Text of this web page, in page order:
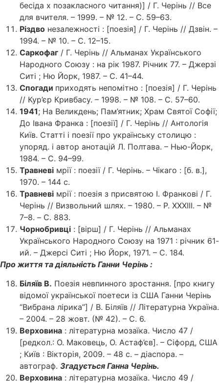
бесіда х позакласного читання)] / Г. Черінь // Все
для вчителя. – 1999. – № 12. – С. 59–63.
Різдво незалежності : [поезія] / Г. Черінь // Дзвін. –
1994. – № 10. – С. 12–15.
Саркофаг / Г. Черінь // Альманах Українського
Народного Союзу : на рік 1987. Річник 77. – Джерзі
Ситі ; Ню Йорк, 1987. – С. 41–44.
Спогади приходять непомітно : [поезія] / Г. Черінь
// Кур’єр Кривбасу. – 1998. – № 108. – С. 57–60.
1941; На Великдень; Пам’ятник; Храм Святої Софії;
До Івана Франка : [поезії] / Г. Черінь // Антологія
Київ. Статті і поезії про українську столицю :
упоряд. і автор анотацій Л. Полтава. – Нью-Йорк,
1984. – С. 94–99.
Травневі мрії : поезії / Г. Черінь. – Чікаго : [б. в.],
1970. – 144 с.
Травневі мрії : поезія з присвятою І. Франкові / Г.
Черінь // Визвольний шлях. – 1980. – Р. XXХIII. – №
7–8. – С. 883.
Чорнобривці : [вірш] / Г. Черінь // Альманах
Українського Народного Союзу на 1971 : річник 61-
ий. – Джерсі Ситі ; Ню Йорк, 1971. – С. 184.
Про життя та діяльність Ганни Черінь :
Біляїв В. Поезія невпинного зростання. [про книгу
відомої української поетеси із США Ганни Черінь
“Вибрана лірика”] / В. Біляїв // Літературна Україна.
– 2004. – 28 жовт. (№ 42). – С. 6.
Верховина : літературна мозаїка. Число 47 /
[редкол.: О. Маковець, О. Астаф’єв]. – Сіфорд, США
; Київ : Вікторія, 2009. – 48 с. – діаспора. –
автограф. Згадується Ганна Черінь.
Верховина : літературна мозаїка. Число 49 /